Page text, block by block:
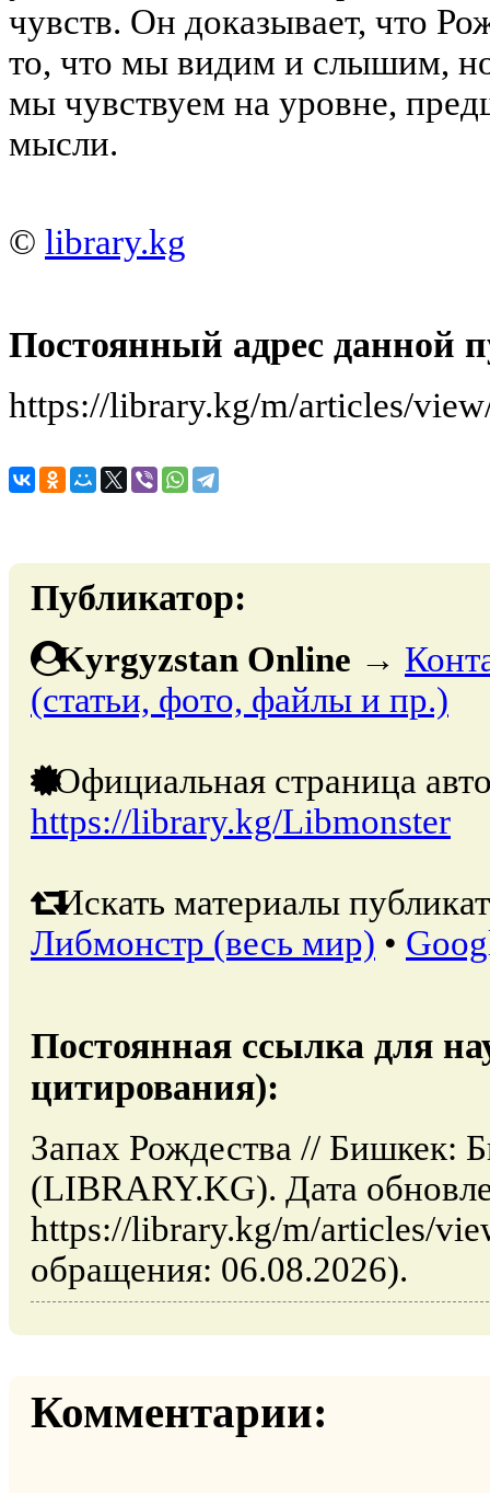
чувств. Он доказывает, что
то, что мы видим и слышим,
мы чувствуем на уровне,
мысли.
© library.kg
Постоянный адрес данной
https://library.kg/m/articles/
Публикатор:
Kyrgyzstan Online →
(статьи, фото, файлы и пр.)
Официальная страница
https://library.kg/Libmonster
Искать материалы
Либмонстр (весь мир) •
Постоянная ссылка для
цитирования):
Запах Рождества // Бишкек:
(LIBRARY.KG). Дата
https://library.kg/m/articles/
обращения: 06.08.2026).
Комментарии: